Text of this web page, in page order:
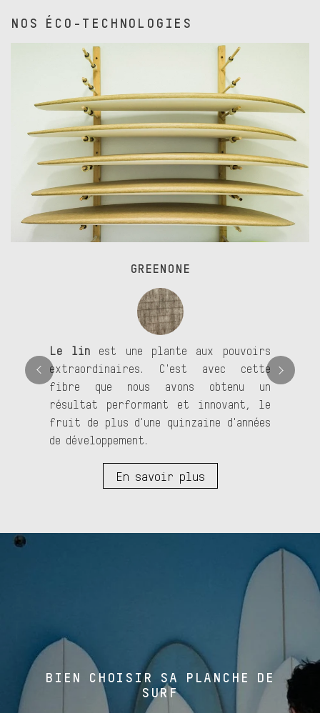
NOS ÉCO-TECHNOLOGIES
GREENONE
Le linest une plante aux pouvoirs
extraordinaires. C'est avec cette
fibre que nous avons obtenu un
résultat performant et innovant, le
fruit de plus d'une quinzaine d'années
de développement.
En savoir plus
BIEN CHOISIR SA PLANCHE DE
SURF